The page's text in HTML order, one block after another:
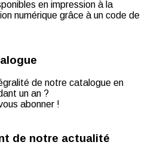
en impression à la
numérique grâce à un code de
de notre catalogue en
un an ?
abonner !
de notre actualité